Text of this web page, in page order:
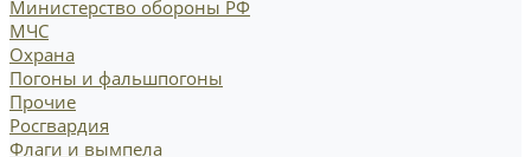
Министерство обороны РФ
МЧС
Охрана
Погоны и фальшпогоны
Прочие
Росгвардия
Флаги и вымпела